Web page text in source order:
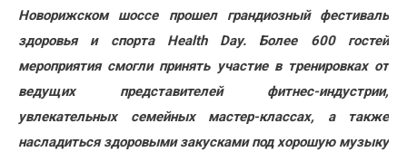
Новорижском шоссе прошел грандиозный фестиваль
здоровья и спорта Health Day. Более 600 гостей
мероприятия смогли принять участие в тренировках от
ведущих представителей фитнес-индустрии,
увлекательных семейных мастер-классах, а также
насладиться здоровыми закусками под хорошую музыку